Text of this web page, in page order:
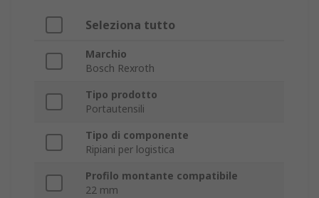
Seleziona tutto
Marchio
Bosch Rexroth
Tipo prodotto
Portautensili
Tipo di componente
Ripiani per logistica
Profilo montante compatibile
22 mm